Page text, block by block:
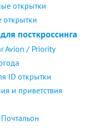
открытки
посткроссинга
Avion / Priority
ID открытки
и приветствия